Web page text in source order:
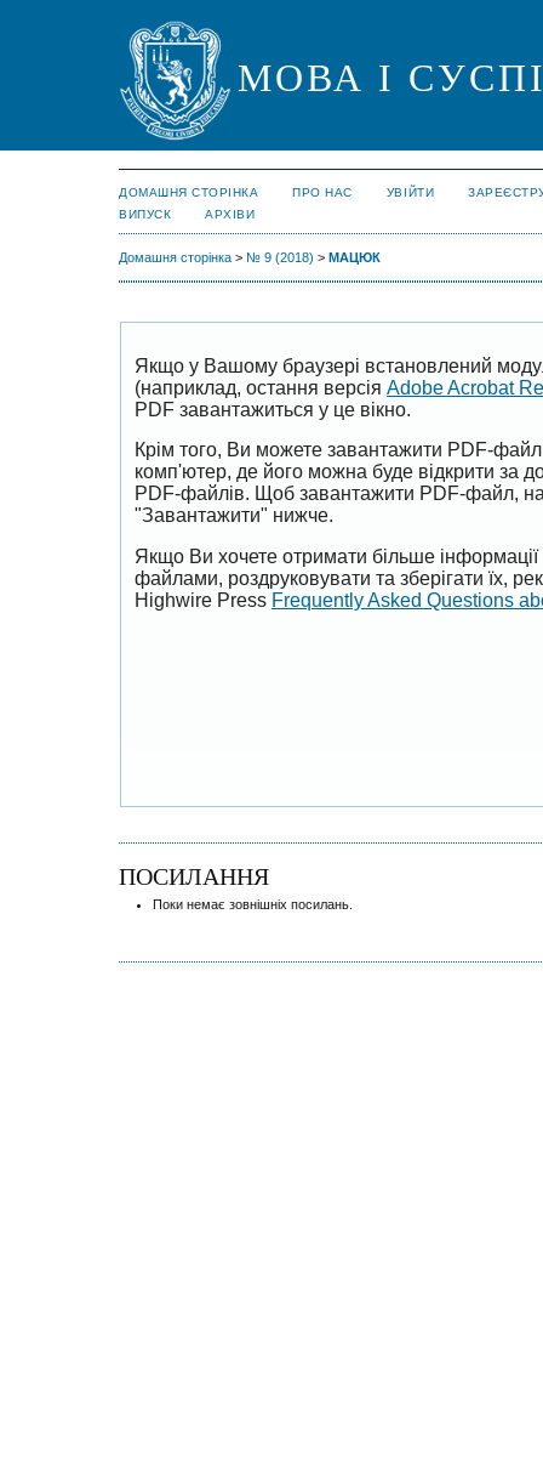
МОВА І
ДОМАШНЯ СТОРІНКА ПРО НАС УВІЙТИ
ВИПУСК
АРХІВИ
Домашня сторінка > № 9 (2018) > МАЦЮК
Якщо у Вашому браузері встановлений
(наприклад, остання версія Adobe Acrobat
PDF завантажиться у це вікно.
Крім того, Ви можете завантажити PDF-
комп'ютер, де його можна буде відкрити за
PDF-файлів. Щоб завантажити PDF-файл,
"Завантажити" нижче.
Якщо Ви хочете отримати більше
файлами, роздруковувати та зберігати їх,
Highwire Press Frequently Asked Questions
ПОСИЛАННЯ
Поки немає зовнішніх посилань.